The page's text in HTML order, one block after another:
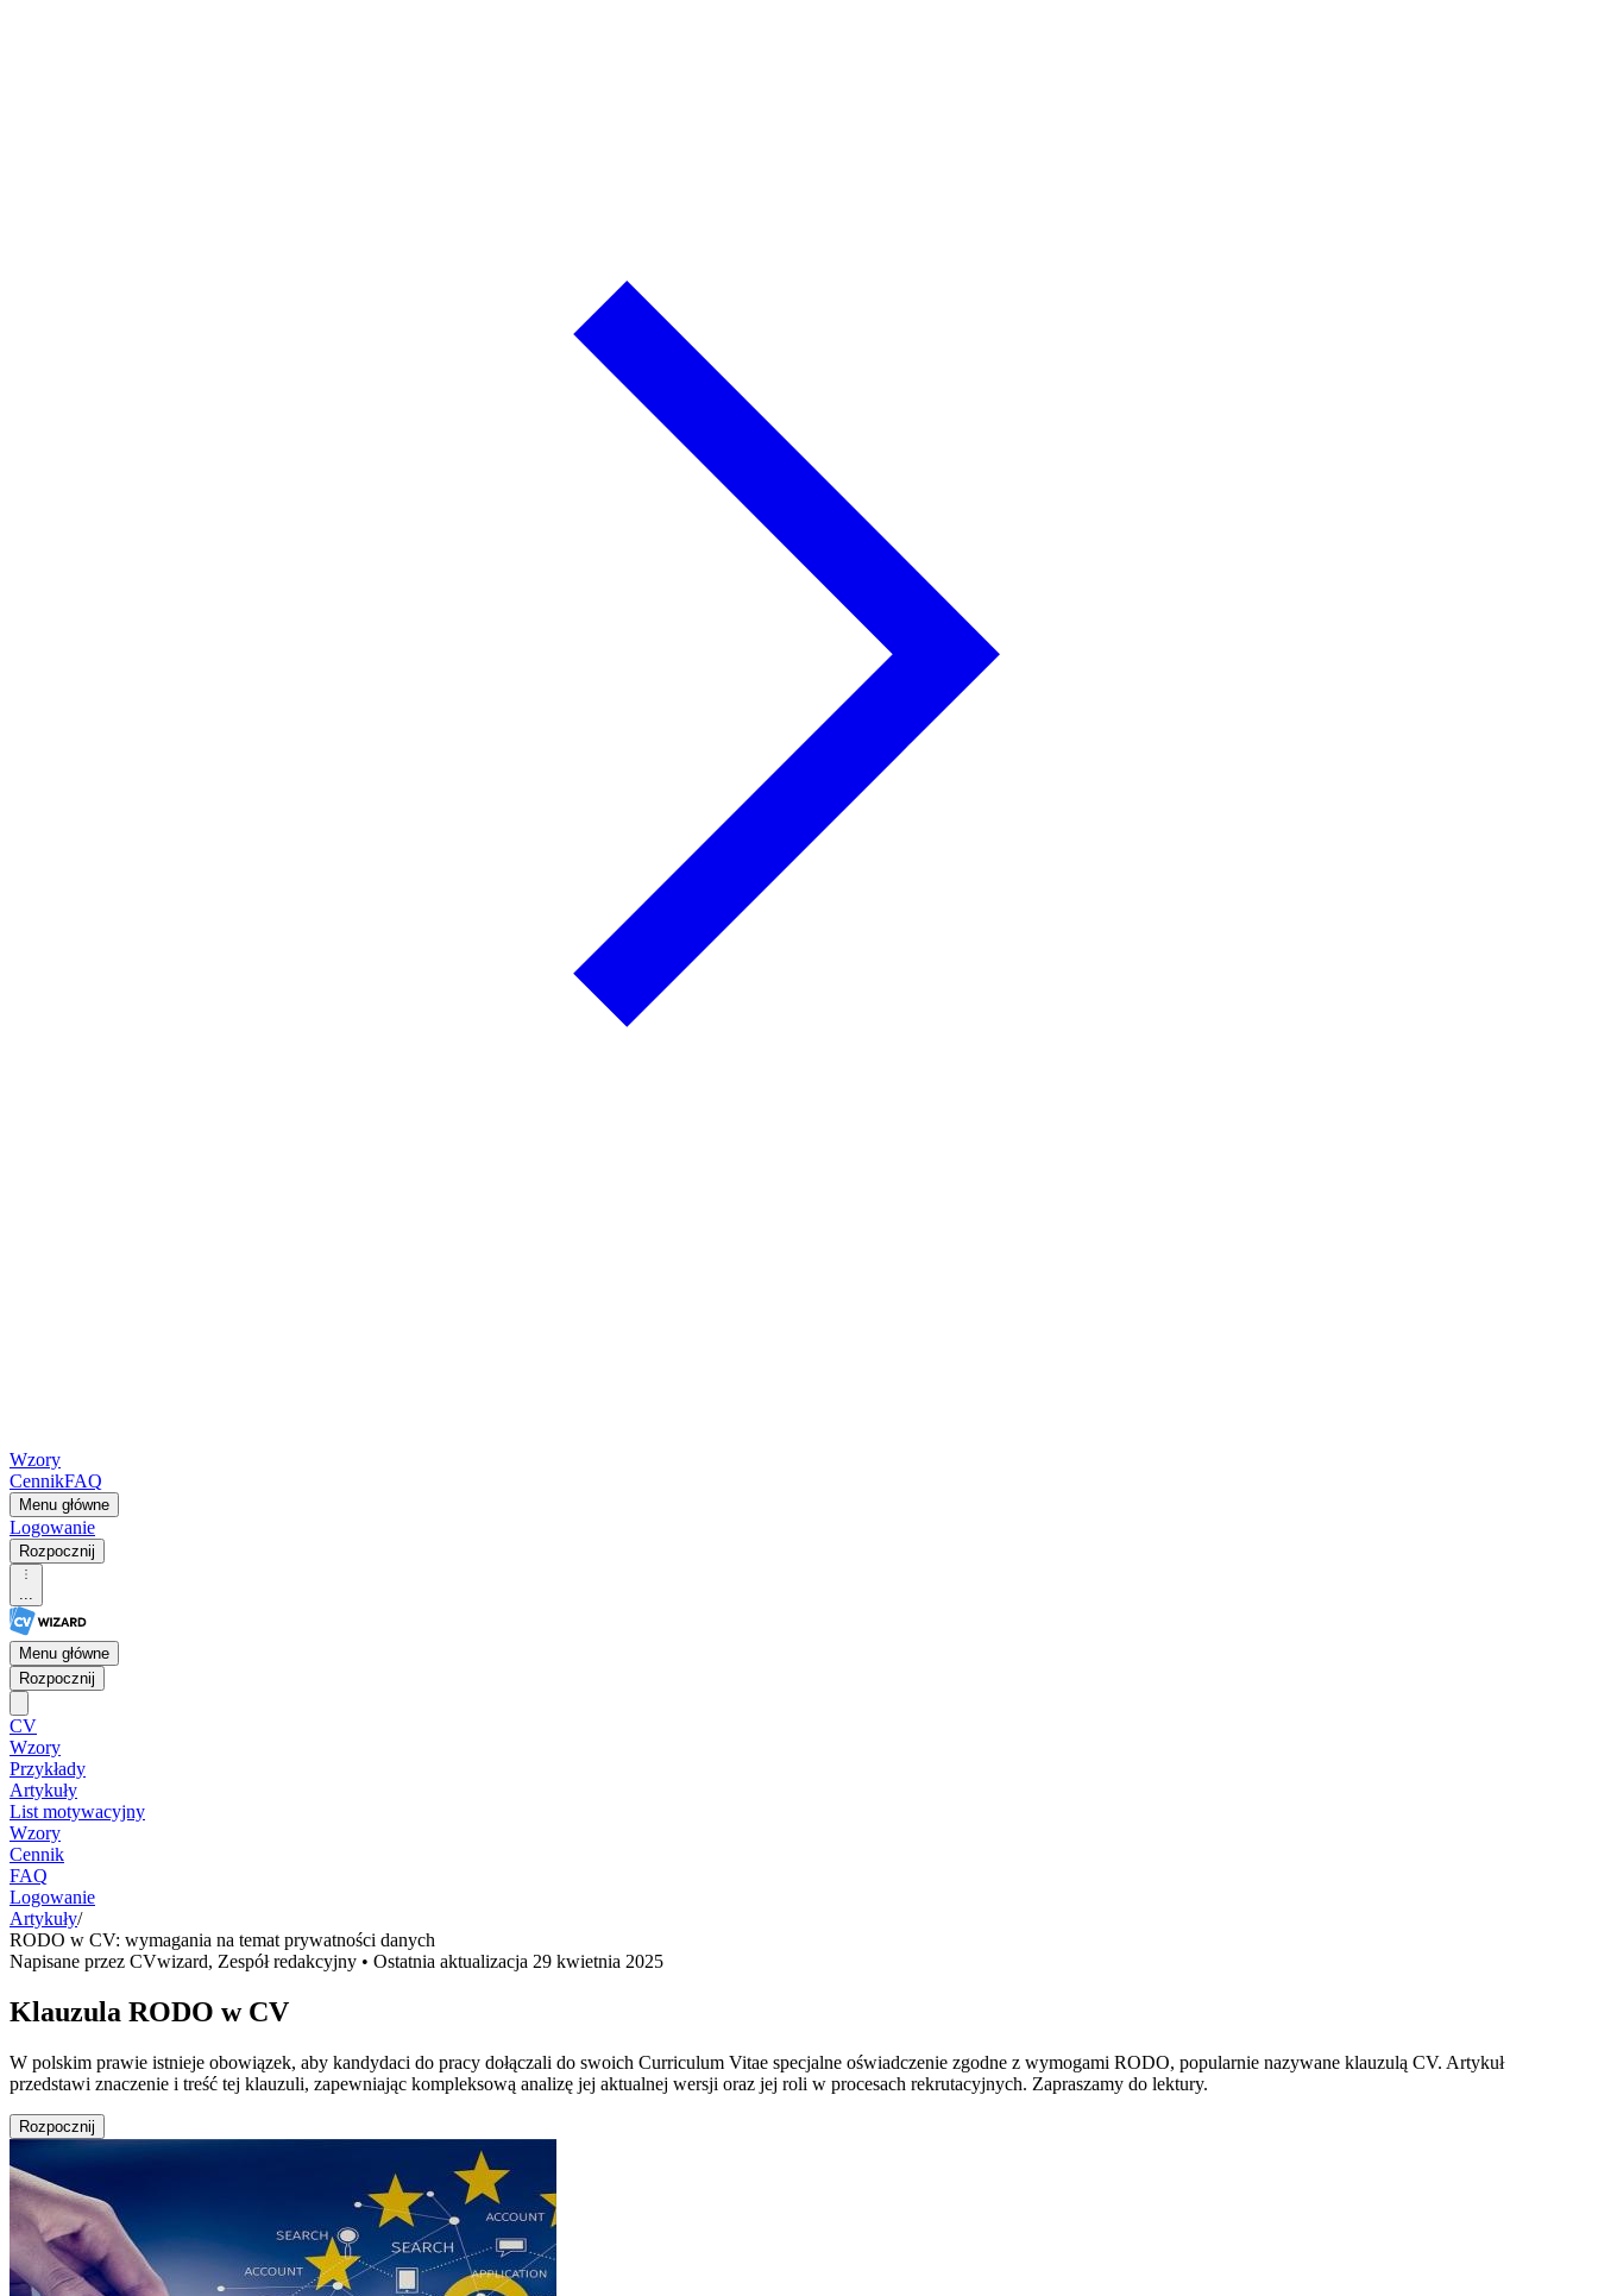
Wzory
CennikFAQ
Menu główne
Logowanie
Rozpocznij
...
Menu główne
Rozpocznij
CV
Wzory
Przykłady
Artykuły
List motywacyjny
Wzory
Cennik
FAQ
Logowanie
Artykuły/
RODO w CV: wymagania na temat prywatności danych
Napisane przez CVwizard, Zespół redakcyjny • Ostatnia aktualizacja 29 kwietnia 2025
Klauzula RODO w CV
W polskim prawie istnieje obowiązek, aby kandydaci do pracy dołączali do swoich Curriculum Vitae specjalne oświadczenie zgodne z wymogami RODO, popularnie nazywane klauzulą CV. Artykuł
przedstawi znaczenie i treść tej klauzuli, zapewniając kompleksową analizę jej aktualnej wersji oraz jej roli w procesach rekrutacyjnych. Zapraszamy do lektury.
Rozpocznij